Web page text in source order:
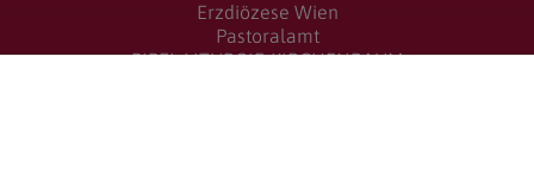
Erzdiözese Wien
Pastoralamt
BIBEL-LITURGIE-KIRCHENRAUM